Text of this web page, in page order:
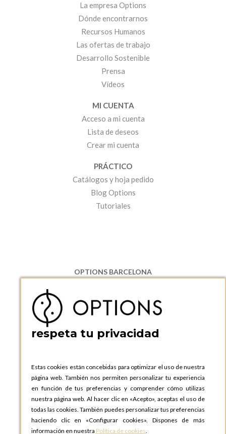
La empresa Options
Dónde encontrarnos
Recursos Humanos
Las ofertas de trabajo
Desarrollo Sostenible
Prensa
Vídeos
MI CUENTA
Acceso a mi cuenta
Lista de deseos
Crear mi cuenta
PRÁCTICO
Catálogos y hoja pedido
Blog Options
Tutoriales
OPTIONS BARCELONA
08130 Santa Perpetua de Moguda, Barcelona
ESPAñA
Teléfono:
+34 935 724 041
OPTIONS BARCELONA SHOWROOM
ESPAñA
Teléfono:+34 935 724 041
OPTIONS MADRID
C. Lucio Emilio Cándido, 6,
28803 Alcalá de Henares, Madrid
respeta tu privacidad
Estas cookies están concebidas para optimizar el uso de nuestra
página web. También nos permiten personalizar tu experiencia
en función de tus preferencias y comprender cómo utilizas
nuestra página web. Al hacer clic en «Acepto», aceptas el uso de
todas las cookies. También puedes personalizar tus preferencias
haciendo clic en «Configurar cookies». Dispones de más
información en nuestra Política de cookies.